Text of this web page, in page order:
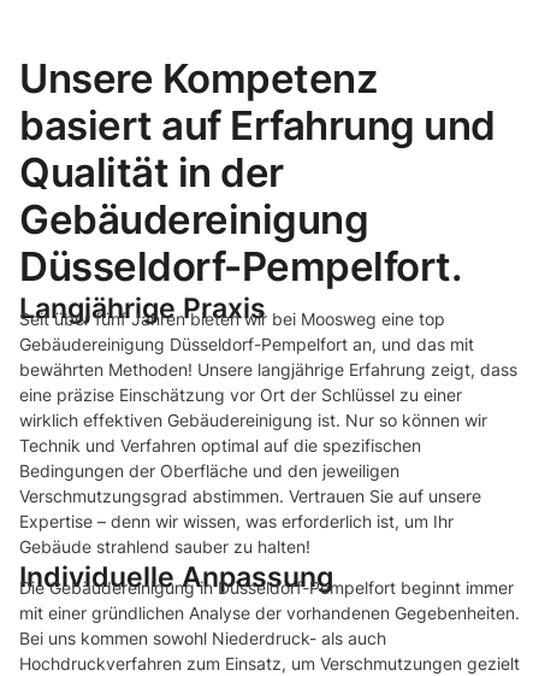
Unsere Kompetenz
basiert auf Erfahrung und
Qualität in der
Gebäudereinigung
Düsseldorf-Pempelfort.
Langjährige Praxis
Seit über fünf Jahren bieten wir bei Moosweg eine top
Gebäudereinigung Düsseldorf-Pempelfort an, und das mit
bewährten Methoden! Unsere langjährige Erfahrung zeigt, dass
eine präzise Einschätzung vor Ort der Schlüssel zu einer
wirklich effektiven Gebäudereinigung ist. Nur so können wir
Technik und Verfahren optimal auf die spezifischen
Bedingungen der Oberfläche und den jeweiligen
Verschmutzungsgrad abstimmen. Vertrauen Sie auf unsere
Expertise – denn wir wissen, was erforderlich ist, um Ihr
Gebäude strahlend sauber zu halten!
Individuelle Anpassung
Die Gebäudereinigung in Düsseldorf-Pempelfort beginnt immer
mit einer gründlichen Analyse der vorhandenen Gegebenheiten.
Bei uns kommen sowohl Niederdruck- als auch
Hochdruckverfahren zum Einsatz, um Verschmutzungen gezielt